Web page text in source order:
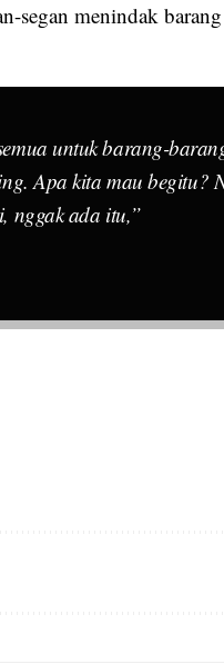
segan menindak
untuk barang-
Apa kita mau begitu?
nggak ada itu,”